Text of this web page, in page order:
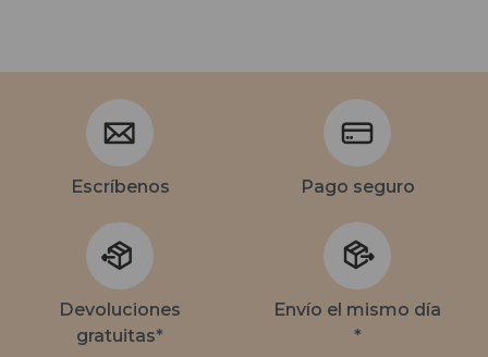
Escríbenos Pago seguro
Devoluciones
gratuitas*
Envío el mismo día
*